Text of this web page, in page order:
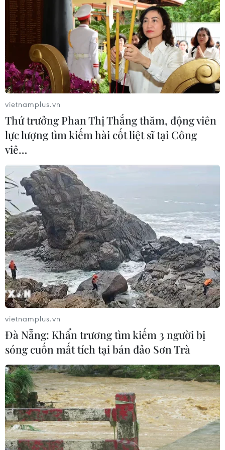
Mỹ có thể khiến châu Âu chịu tác
động ngược
05/08/2026 04:58
EU tuyên bố vượt qua “phép thử” an
ninh biên giới sau khủng hoảng
Ceuta
05/08/2026 00:37
Nga và Ukraine tiếp tục tấn
công qua lại, thương vong không
ngừng gia tăng
04/08/2026 15:54
Pháp ghi nhận tháng 7 nóng nhất
trong lịch sử
04/08/2026 15:17
Tây Ban Nha phát trực tiếp nhật thực
toàn phần từ độ cao 9.000 m
Tàu chở hàng của Thổ Nhĩ Kỳ bị tấn
công trên Biển Đen
04/08/2026 05:54
Vì sao Google khiến Mỹ và
EU đối đầu về chủ quyền số?
vietnamplus.vn
Thứ trưởng Phan Thị Thắng thăm, động viên
lực lượng tìm kiếm hài cốt liệt sĩ tại Công
viê…
vietnamplus.vn
Đà Nẵng: Khẩn trương tìm kiếm 3 người bị
sóng cuốn mất tích tại bán đảo Sơn Trà